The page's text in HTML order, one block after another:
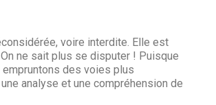
voire interdite. Elle est
ne sait plus se disputer ! Puisque
des voies plus
analyse et une compréhension de